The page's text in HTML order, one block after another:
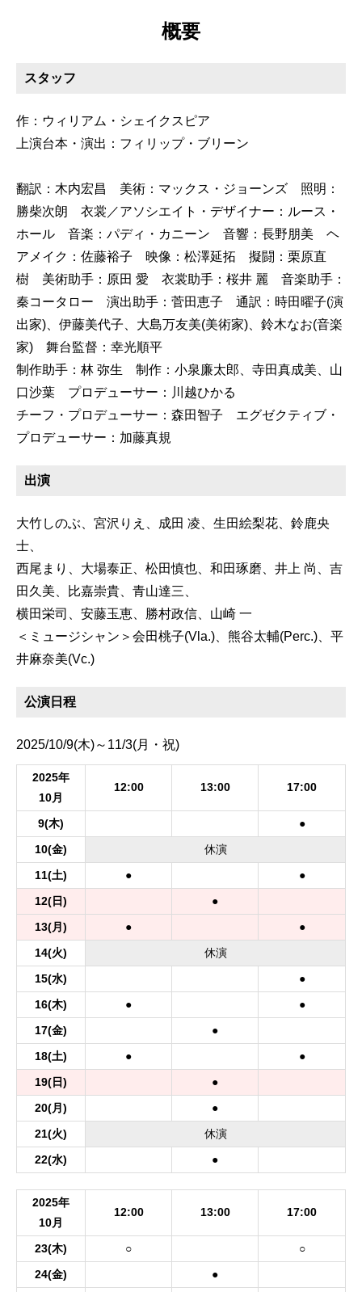
概要
スタッフ
作：ウィリアム・シェイクスピア
上演台本・演出：フィリップ・ブリーン
翻訳：木内宏昌 美術：マックス・ジョーンズ 照明：
勝柴次朗 衣裳／アソシエイト・デザイナー：ルース・
ホール 音楽：パディ・カニーン 音響：長野朋美 ヘ
アメイク：佐藤裕子 映像：松澤延拓 擬闘：栗原直
樹 美術助手：原田 愛 衣裳助手：桜井 麗 音楽助手：
秦コータロー 演出助手：菅田恵子 通訳：時田曜子(演
出家)、伊藤美代子、大島万友美(美術家)、鈴木なお(音楽
家) 舞台監督：幸光順平
制作助手：林 弥生 制作：小泉廉太郎、寺田真成美、山
口沙葉 プロデューサー：川越ひかる
チーフ・プロデューサー：森田智子 エグゼクティブ・
プロデューサー：加藤真規
出演
大竹しのぶ、宮沢りえ、成田 凌、生田絵梨花、鈴鹿央
士、
西尾まり、大場泰正、松田慎也、和田琢磨、井上 尚、吉
田久美、比嘉崇貴、青山達三、
横田栄司、安藤玉恵、勝村政信、山崎 一
＜ミュージシャン＞会田桃子(Vla.)、熊谷太輔(Perc.)、平
井麻奈美(Vc.)
公演日程
2025/10/9(木)～11/3(月・祝)
2025年
10月
12:00 13:00 17:00
9(木)
●
10(金) 休演
11(土) ●
●
12(日)
●
13(月) ●
●
14(火) 休演
15(水)
●
16(木) ●
●
17(金)
●
18(土) ●
●
19(日)
●
20(月)
●
21(火) 休演
22(水) ●
2025年
10月
12:00 13:00 17:00
23(木) ○
○
24(金)
●